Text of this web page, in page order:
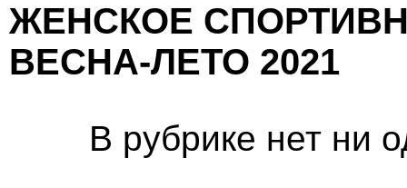
ЖЕНСКОЕ
ВЕСНА-ЛЕТО 2021
В рубрике нет ни